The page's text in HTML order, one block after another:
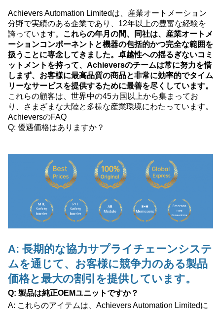
Achievers Automation Limitedは、産業オートメーション
分野で実績のある企業であり、12年以上の豊富な経験を
誇っています。 これらの年月の間、同社は、産業オートメ
ーションコンポーネントと機器の包括的かつ完全な範囲を
扱うことに専念してきました。卓越性への揺るぎないコミ
ットメントを持って、Achieversのチームは常に努力を惜
しまず、お客様に最高品質の商品と非常に効率的でタイム
リーなサービスを提供するために最善を尽くしています。
これらの顧客は、世界中の45カ国以上から集まってお
り、さまざまな大陸と多様な産業環境にわたっています。
AchieversのFAQ
Q: 優遇価格はありますか？
A: 長期的な協力サプライチェーンシステ
ムを通じて、お客様に競争力のある製品
価格と最大の割引を提供しています。
Q: 製品は純正OEMユニットですか？
A: これらのアイテムは、Achievers Automation Limitedに